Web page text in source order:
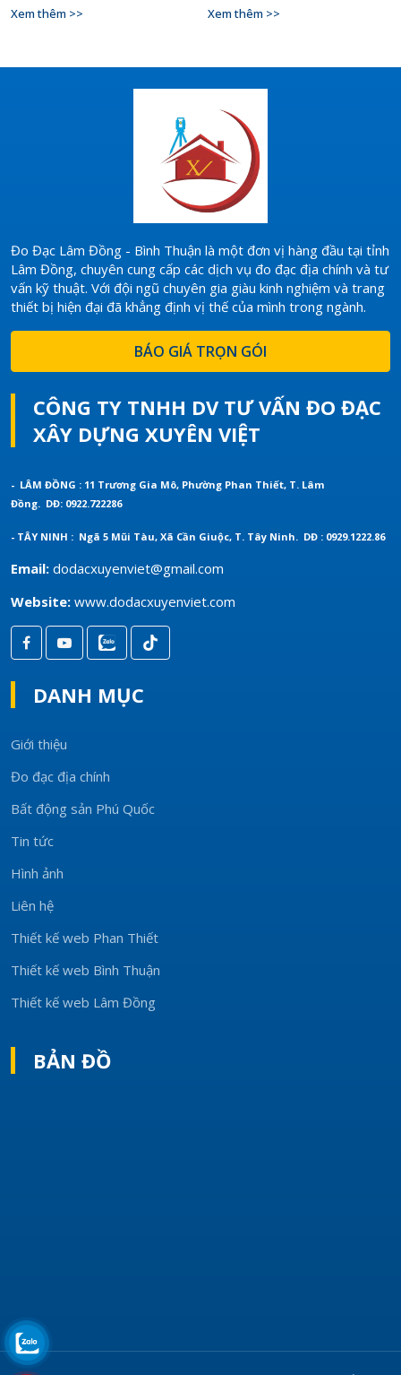
giúp cho công trình được thực
tiến độ và an toàn. Mỗi bản
thiết kế đều sẽ có những tỉ lệ
Vậy bạn có hiểu thế nào là tỷ lệ
cùng đi tìm hiểu ngay bây giờ?
Xem thêm >>
viết sau sẽ giải đáp vấn đề này.
Xem thêm >>
Đo Đạc Lâm Đồng - Bình Thuận là một đơn vị hàng đầu tại tỉnh
Lâm Đồng, chuyên cung cấp các dịch vụ đo đạc địa chính và tư
vấn kỹ thuật. Với đội ngũ chuyên gia giàu kinh nghiệm và trang
thiết bị hiện đại đã khẳng định vị thế của mình trong ngành.
BÁO GIÁ TRỌN GÓI
CÔNG TY TNHH DV TƯ VẤN ĐO ĐẠC
XÂY DỰNG XUYÊN VIỆT
- LÂM ĐỒNG : 11 Trương Gia Mô, Phường Phan Thiết, T. Lâm
Đồng. DĐ: 0922.722286
- TÂY NINH : Ngã 5 Mũi Tàu, Xã Cần Giuộc, T. Tây Ninh. DĐ : 0929.1222.86
Email: dodacxuyenviet@gmail.com
Website: www.dodacxuyenviet.com
DANH MỤC
Giới thiệu
Đo đạc địa chính
Bất động sản Phú Quốc
Tin tức
Hình ảnh
Liên hệ
Thiết kế web Phan Thiết
Thiết kế web Bình Thuận
Thiết kế web Lâm Đồng
BẢN ĐỒ